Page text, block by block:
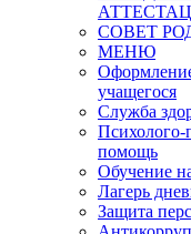
СОВЕТ
МЕНЮ
учащегося
Служба
Психолого-
помощь
Обучение
Лагерь
Защита